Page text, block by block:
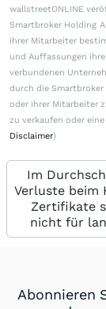
wallstreetONLINE
Smartbroker Holding
ihrer Mitarbeiter
und Auffassungen
verbundenen
durch die Smartbroker
oder ihrer Mitarbeiter
zu verkaufen oder
Disclaimer)
Im
Verluste beim
Zertifikate
nicht für
Abonnieren